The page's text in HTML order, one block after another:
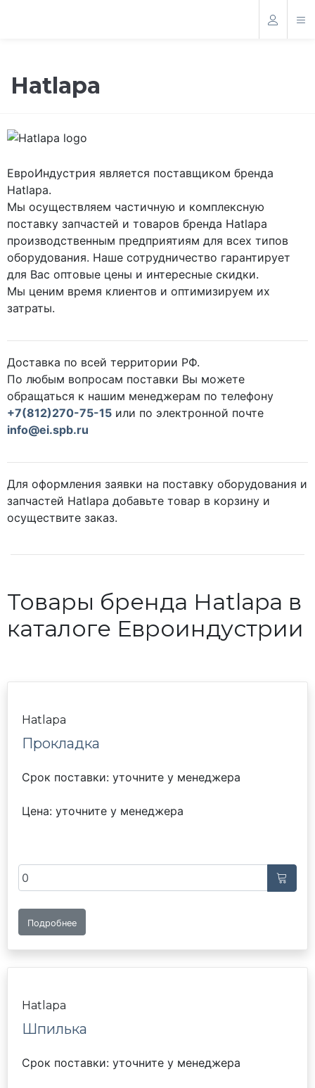
Hatlapa
ЕвроИндустрия является поставщиком бренда
Hatlapa.
Мы осуществляем частичную и комплексную
поставку запчастей и товаров бренда Hatlapa
производственным предприятиям для всех типов
оборудования. Наше сотрудничество гарантирует
для Вас оптовые цены и интересные скидки.
Мы ценим время клиентов и оптимизируем их
затраты.
Доставка по всей территории РФ.
По любым вопросам поставки Вы можете
обращаться к нашим менеджерам по телефону
+7(812)270-75-15 или по электронной почте
info@ei.spb.ru
Для оформления заявки на поставку оборудования и
запчастей Hatlapa добавьте товар в корзину и
осуществите заказ.
Товары бренда Hatlapa в
каталоге Евроиндустрии
Hatlapa
Прокладка
Срок поставки: уточните у менеджера
Цена: уточните у менеджера
Подробнее
Hatlapa
Шпилька
Срок поставки: уточните у менеджера